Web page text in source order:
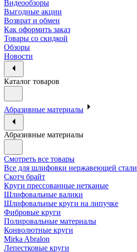
Видеообзоры
Выгодные акции
Возврат и обмен
Как оформить заказ
Товары со скидкой
Обзоры
Новости
Каталог товаров
Абразивные материалы
Абразивные материалы
Смотреть все товары
Все для шлифовки нержавеющей стали
Скотч брайт
Круги прессованные нетканые
Шлифовальные валики
Шлифовальные круги на липучке
Фибровые круги
Полировальные материалы
Конволютные круги
Mirka Abralon
Лепестковые круги